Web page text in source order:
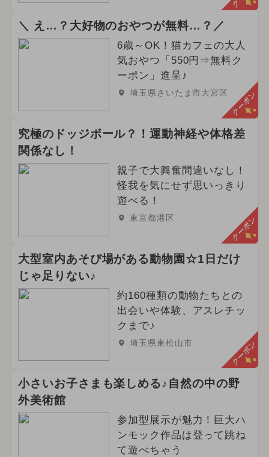
＼ え…？大好物のおやつが無料…？／
6歳～OK！猫カフェの大人
気おやつ「550円⇒無料ク
ーポン」進呈♪
埼玉県さいたま市大宮区 クーポン
究極のドッジボール？！運動神経や体格差
関係なし！
親子で大興奮間違いなし！
怪我を気にせず思いっきり
遊べる！
東京都港区 クーポン
大型室内あそび場がある動物園☆1日だけ
じゃ足りない♪
約160種類の動物たちとの
出会いや体験、アスレチッ
クまで♪
埼玉県東松山市 クーポン
小さいお子さまも楽しめる♪自然の中の野
外美術館
参加型展示が魅力！巨大ハ
ンモック作品は登って跳ね
て遊べちゃう